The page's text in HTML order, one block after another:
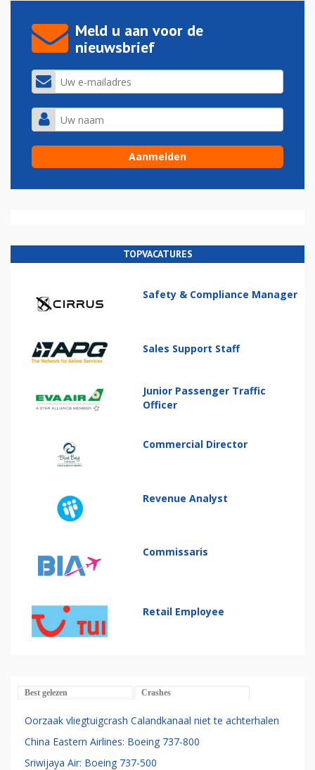
Meld u aan voor de
nieuwsbrief
TOPVACATURES
Safety & Compliance Manager
Sales Support Staff
Junior Passenger Traffic
Officer
Commercial Director
Revenue Analyst
Commissaris
Retail Employee
Best gelezen Crashes
Oorzaak vliegtuigcrash Calandkanaal niet te achterhalen
China Eastern Airlines: Boeing 737-800
Sriwijaya Air: Boeing 737-500